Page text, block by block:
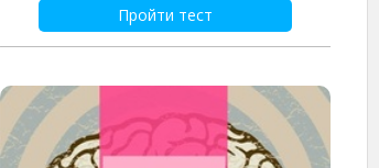
Пройти тест